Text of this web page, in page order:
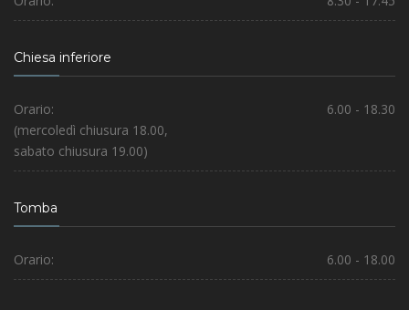
Chiesa inferiore
Orario:
6.00 - 18.30
(mercoledì chiusura 18.00,
sabato chiusura 19.00)
Tomba
Orario: 6.00 - 18.00